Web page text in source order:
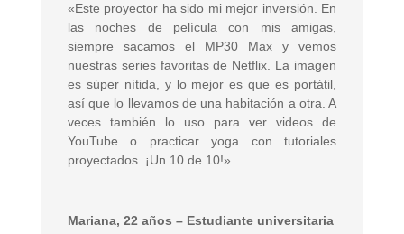
«Este proyector ha sido mi mejor inversión. En
las noches de película con mis amigas,
siempre sacamos el MP30 Max y vemos
nuestras series favoritas de Netflix. La imagen
es súper nítida, y lo mejor es que es portátil,
así que lo llevamos de una habitación a otra. A
veces también lo uso para ver videos de
YouTube o practicar yoga con tutoriales
proyectados. ¡Un 10 de 10!»
Mariana, 22 años – Estudiante universitaria